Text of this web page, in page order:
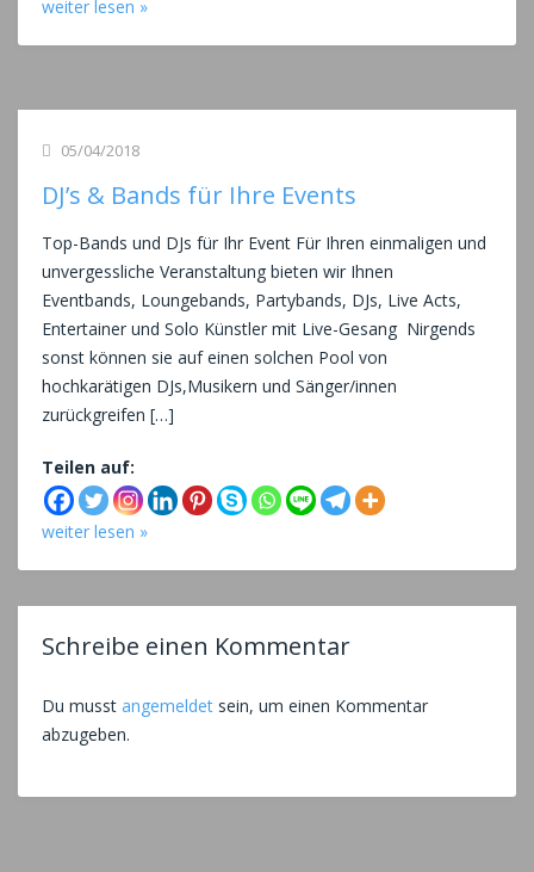
weiter lesen »
05/04/2018
DJ’s & Bands für Ihre Events
Top-Bands und DJs für Ihr Event Für Ihren einmaligen und
unvergessliche Veranstaltung bieten wir Ihnen
Eventbands, Loungebands, Partybands, DJs, Live Acts,
Entertainer und Solo Künstler mit Live-Gesang Nirgends
sonst können sie auf einen solchen Pool von
hochkarätigen DJs,Musikern und Sänger/innen
zurückgreifen […]
Teilen auf:
weiter lesen »
Schreibe einen Kommentar
Du musst angemeldet sein, um einen Kommentar
abzugeben.